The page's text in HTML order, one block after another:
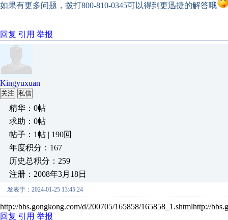
如果有更多问题，拨打800-810-0345可以得到更迅捷的解答哦
回复 引用 举报
Kingyuxuan
关注 私信
精华：0帖
求助：0帖
帖子：1帖 | 190回
年度积分：167
历史总积分：259
注册：2008年3月18日
发表于：2024-01-25 13:45:24
http://bbs.gongkong.com/d/200705/165858/165858_1.shtmlhttp://
回复 引用 举报